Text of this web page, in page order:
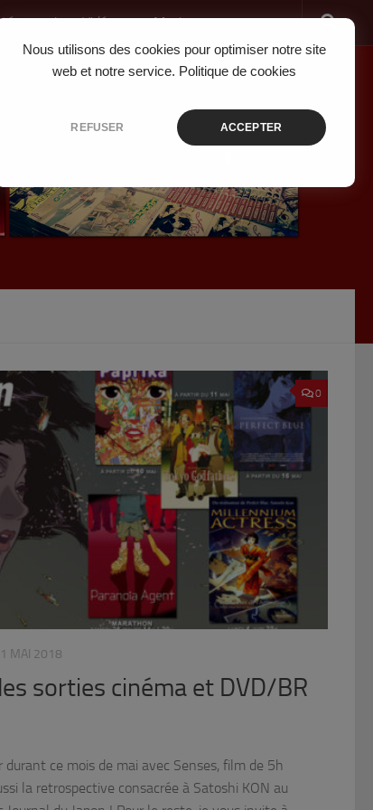
Nous utilisons des cookies pour optimiser notre site
web et notre service. Politique de cookies
REFUSER ACCEPTER
Jeux Vidéo Musique
0
1 MAI 2018
sorties cinéma et DVD/BR
durant ce mois de mai avec Senses, film de 5h
la retrospective consacrée à Satoshi KON au